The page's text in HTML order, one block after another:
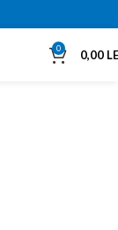
0 0,00